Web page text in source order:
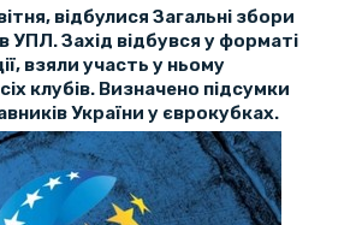
відбулися Загальні збори
УПЛ. Захід відбувся у форматі
взяли участь у ньому
клубів. Визначено підсумки
України у єврокубках.